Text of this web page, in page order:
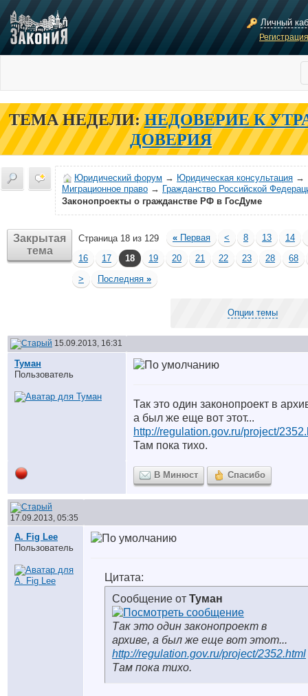
Личный
ТЕМА НЕДЕЛИ: НЕДОВЕРИЕ К
ДОВЕРИЯ
Юридический форум → Юридическая консультация →
Миграционное право → Гражданство Российской
Законопроекты о гражданстве РФ в ГосДуме
Закрытая
тема
Страница 18 из 129 « Первая < 8 13
14
16
17 18 19 20 21 22 23 28
68
>
Последняя »
Опции темы
15.09.2013, 16:31
Туман
Пользователь
Так это один законопроект в
а был же еще вот этот...
http://regulation.gov.ru/project/
Там пока тихо.
В Минюст Спасибо
17.09.2013, 05:35
A. Fig Lee
Пользователь
Цитата:
Сообщение от Туман
Так это один законопроект в
архиве, а был же еще вот этот...
http://regulation.gov.ru/project/2352.html
Там пока тихо.